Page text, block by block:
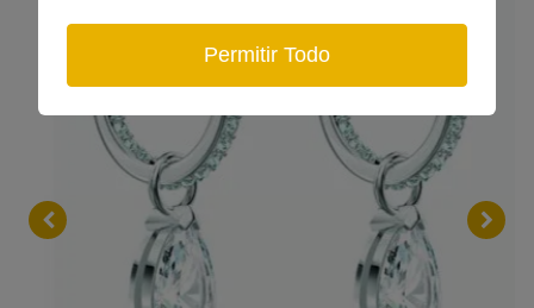
Permitir Todo